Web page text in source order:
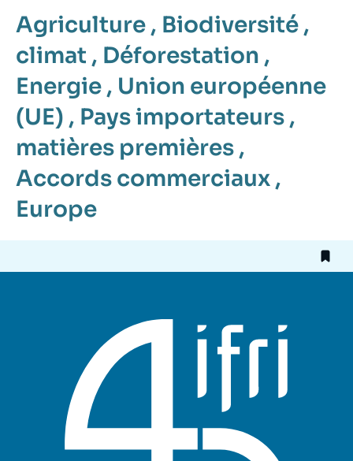
Agriculture , Biodiversité ,
climat , Déforestation ,
Energie , Union européenne
(UE) , Pays importateurs ,
matières premières ,
Accords commerciaux ,
Europe